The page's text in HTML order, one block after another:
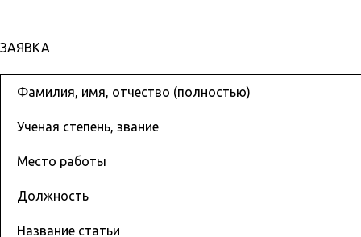
ЗАЯВКА
Фамилия, имя, отчество (полностью)
Ученая степень, звание
Место работы
Должность
Название статьи